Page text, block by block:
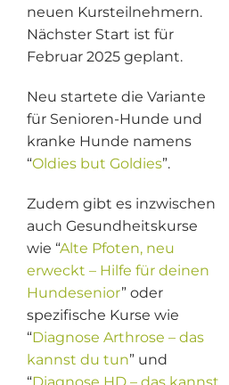
neuen Kursteilnehmern.
Nächster Start ist für
Februar 2025 geplant.
Neu startete die Variante
für Senioren-Hunde und
kranke Hunde namens
“Oldies but Goldies”.
Zudem gibt es inzwischen
auch Gesundheitskurse
wie “Alte Pfoten, neu
erweckt – Hilfe für deinen
Hundesenior” oder
spezifische Kurse wie
“Diagnose Arthrose – das
kannst du tun” und